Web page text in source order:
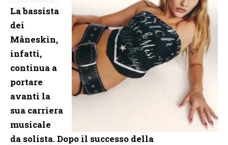
La bassista
dei
Måneskin,
infatti,
continua a
portare
avanti la
sua carriera
musicale
da solista. Dopo il successo della